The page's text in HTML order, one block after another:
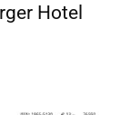
Hotel